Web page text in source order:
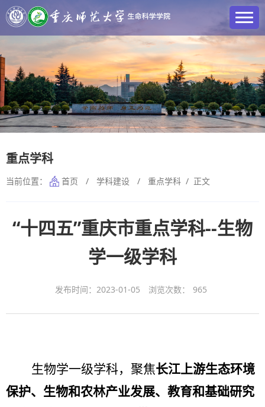
重点学科
当前位置： 首页 / 学科建设 / 重点学科 / 正文
“十四五”重庆市重点学科--生物
学一级学科
发布时间：2023-01-05 浏览次数： 965
生物学一级学科，聚焦长江上游生态环境
保护、生物和农林产业发展、教育和基础研究